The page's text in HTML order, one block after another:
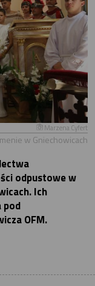
Marzena Cyfert
w Gniechowicach
odpustowe w
Ich
pod
OFM.